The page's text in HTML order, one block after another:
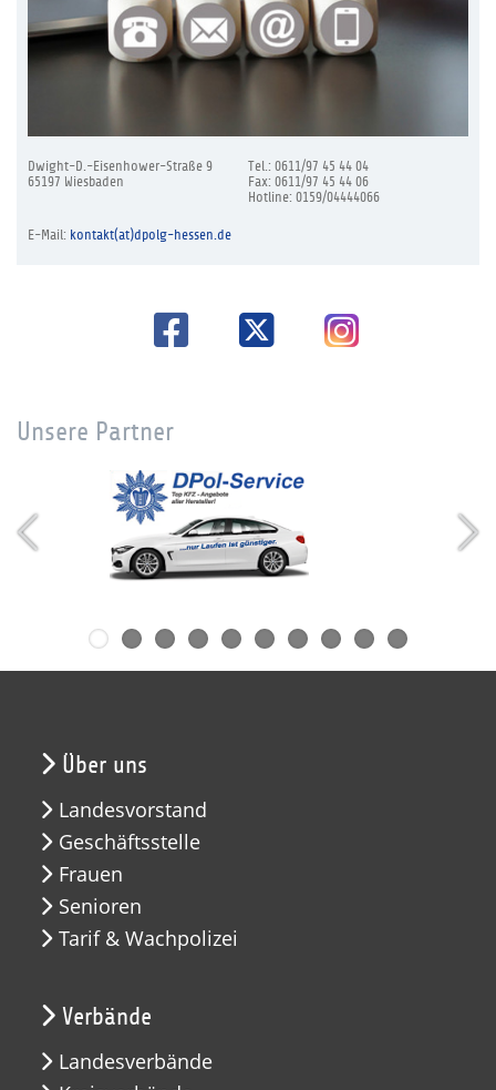
Dwight-D.-Eisenhower-Straße 9
65197 Wiesbaden
Tel.: 0611/97 45 44 04
Fax: 0611/97 45 44 06
Hotline: 0159/04444066
E-Mail: kontakt(at)dpolg-hessen.de
Unsere Partner
Über uns
Landesvorstand
Geschäftsstelle
Frauen
Senioren
Tarif & Wachpolizei
Verbände
Landesverbände